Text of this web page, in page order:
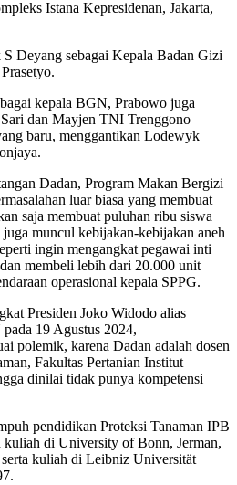
Istana Kepresidenan, Jakarta,
Deyang sebagai Kepala Badan Gizi
kepala BGN, Prabowo juga
dan Mayjen TNI Trenggono
baru, menggantikan Lodewyk
Dadan, Program Makan Bergizi
luar biasa yang membuat
saja membuat puluhan ribu siswa
muncul kebijakan-kebijakan aneh
ingin mengangkat pegawai inti
membeli lebih dari 20.000 unit
operasional kepala SPPG.
Presiden Joko Widodo alias
19 Agustus 2024,
polemik, karena Dadan adalah dosen
Fakultas Pertanian Institut
dinilai tidak punya kompetensi
pendidikan Proteksi Tanaman IPB
kuliah di University of Bonn, Jerman,
kuliah di Leibniz Universität